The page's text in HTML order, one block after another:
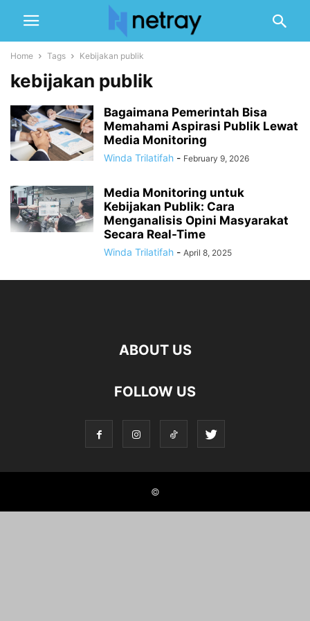
Home Tags Kebijakan publik
kebijakan publik
Bagaimana Pemerintah Bisa
Memahami Aspirasi Publik Lewat
Media Monitoring
Winda Trilatifah - February 9, 2026
Media Monitoring untuk
Kebijakan Publik: Cara
Menganalisis Opini Masyarakat
Secara Real-Time
Winda Trilatifah - April 8, 2025
ABOUT US
FOLLOW US
©